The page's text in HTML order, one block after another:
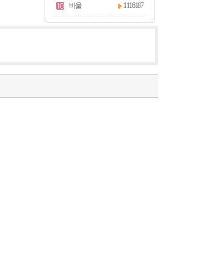
바울 1116187